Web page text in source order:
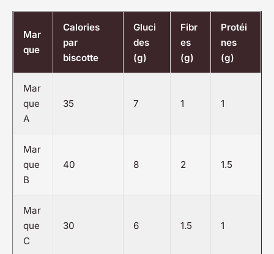
Mar
que
Calories
par
biscotte
Gluci
des
(g)
Fibr
es
(g)
Protéi
nes
(g)
Mar
que
A
35 7 1 1
Mar
que
B
40 8 2 1.5
Mar
que
C
30 6 1.5 1